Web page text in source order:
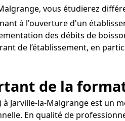
vous étudierez
à l'ouverture d'un
des débits de
de l’établissement, en
de la
à Jarville-la-Malgrange est un
En qualité de